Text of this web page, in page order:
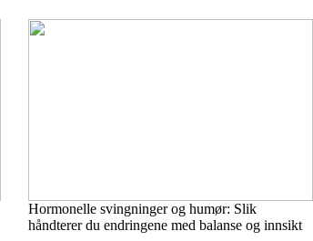
Hormonelle svingninger og humør: Slik
håndterer du endringene med balanse og innsikt